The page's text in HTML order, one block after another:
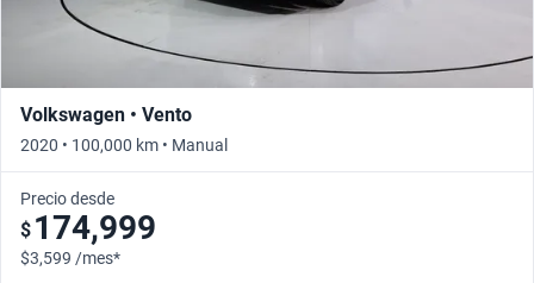
Volkswagen • Vento
2020 • 100,000 km • Manual
Precio desde
$ 174,999
$3,599 /mes*